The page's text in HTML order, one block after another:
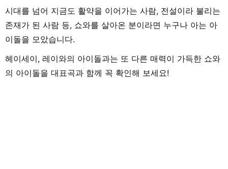
시대를 넘어 지금도 활약을 이어가는 사람, 전설이라 불리는
존재가 된 사람 등, 쇼와를 살아온 분이라면 누구나 아는 아
이돌을 모았습니다.
헤이세이, 레이와의 아이돌과는 또 다른 매력이 가득한 쇼와
의 아이돌을 대표곡과 함께 꼭 확인해 보세요!